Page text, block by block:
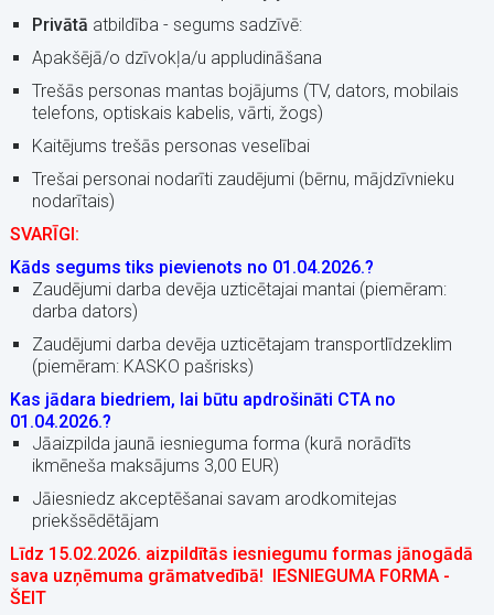
Privātā atbildība - segums sadzīvē:
Apakšējā/o dzīvokļa/u appludināšana
Trešās personas mantas bojājums (TV, dators, mobilais
telefons, optiskais kabelis, vārti, žogs)
Kaitējums trešās personas veselībai
Trešai personai nodarīti zaudējumi (bērnu, mājdzīvnieku
nodarītais)
SVARĪGI:
Kāds segums tiks pievienots no 01.04.2026.?
Zaudējumi darba devēja uzticētajai mantai (piemēram:
darba dators)
Zaudējumi darba devēja uzticētajam transportlīdzeklim
(piemēram: KASKO pašrisks)
Kas jādara biedriem, lai būtu apdrošināti CTA no
01.04.2026.?
Jāaizpilda jaunā iesnieguma forma (kurā norādīts
ikmēneša maksājums 3,00 EUR)
Jāiesniedz akceptēšanai savam arodkomitejas
priekšsēdētājam
Līdz 15.02.2026. aizpildītās iesniegumu formas jānogādā
sava uzņēmuma grāmatvedībā! IESNIEGUMA FORMA -
ŠEIT